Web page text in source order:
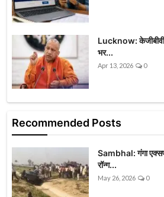
Lucknow: केजीबीवी
भर...
Apr 13, 2026 0
Recommended Posts
Sambhal: गंगा
रॉन्ग...
May 26, 2026 0